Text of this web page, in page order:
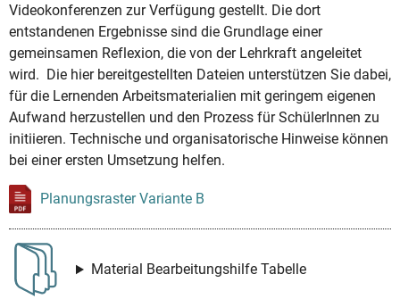
Videokonferenzen zur Verfügung gestellt. Die dort
entstandenen Ergebnisse sind die Grundlage einer
gemeinsamen Reflexion, die von der Lehrkraft angeleitet
wird. Die hier bereitgestellten Dateien unterstützen Sie dabei,
für die Lernenden Arbeitsmaterialien mit geringem eigenen
Aufwand herzustellen und den Prozess für SchülerInnen zu
initiieren. Technische und organisatorische Hinweise können
bei einer ersten Umsetzung helfen.
Planungsraster Variante B
Material Bearbeitungshilfe Tabelle